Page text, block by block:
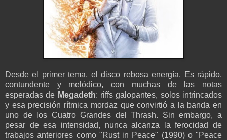
Desde el primer tema, el disco rebosa energía. Es rápido,
contundente y melódico, con muchas de las notas
esperadas de Megadeth: riffs galopantes, solos intrincados
y esa precisión rítmica mordaz que convirtió a la banda en
uno de los Cuatro Grandes del Thrash. Sin embargo, a
pesar de esa intensidad, nunca alcanza la ferocidad de
trabajos anteriores como "Rust in Peace" (1990) o "Peace